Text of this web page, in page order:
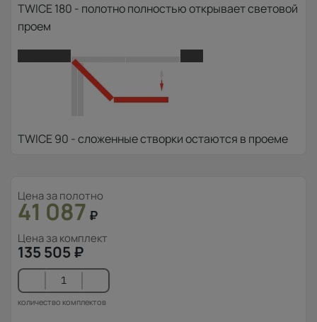
TWICE 180 - полотно полностью открывает световой
проем
TWICE 90 - сложенные створки остаются в проеме
Цена за полотно
41 087 ₽
Цена за комплект
135 505₽
количество комплектов